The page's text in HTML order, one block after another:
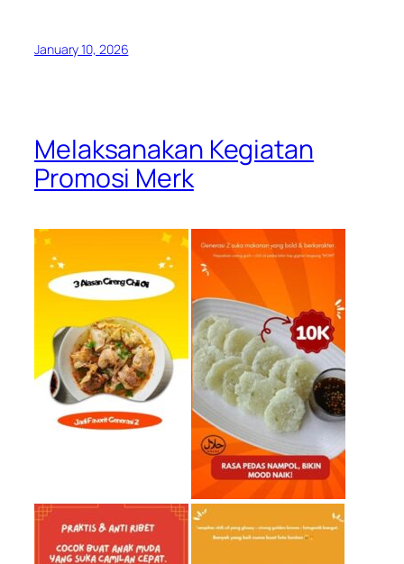
January 10, 2026
Melaksanakan Kegiatan
Promosi Merk